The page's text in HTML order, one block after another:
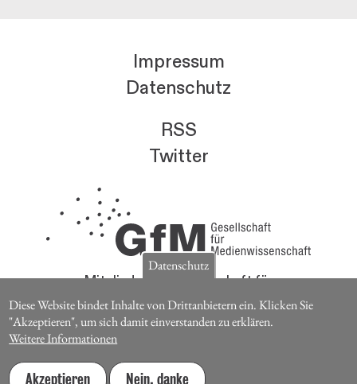
Impressum
Datenschutz
RSS
Twitter
Mitglieder der Gesellschaft für
Medienwissenschaft erhalten die Zeitschrift für
Medienwissenschaft kostenlos.
Jetzt Mitglied werden
Datenschutz
Diese Website bindet Inhalte von Drittanbietern ein. Klicken Sie
"Akzeptieren", um sich damit einverstanden zu erklären.
Weitere Informationen
Akzeptieren Nein, danke